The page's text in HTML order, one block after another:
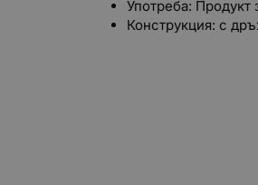
Употреба:
Конструкция: с